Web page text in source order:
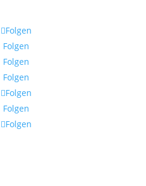
Folgen
Folgen
Folgen
Folgen
Folgen
Folgen
Folgen